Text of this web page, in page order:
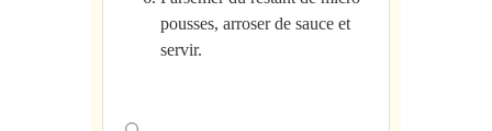
pousses, arroser de sauce et
servir.